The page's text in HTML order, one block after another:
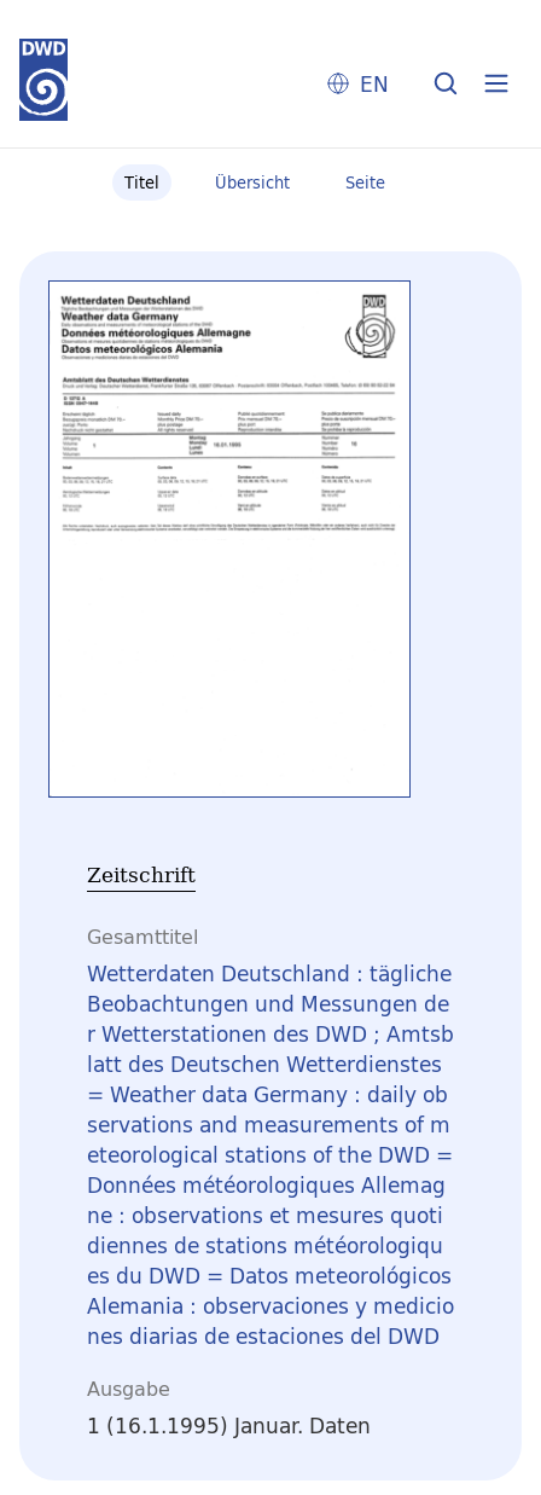
EN
Titel Übersicht Seite
Zeitschrift
Gesamttitel
Wetterdaten Deutschland : tägliche
Beobachtungen und Messungen de
r Wetterstationen des DWD ; Amtsb
latt des Deutschen Wetterdienstes
= Weather data Germany : daily ob
servations and measurements of m
eteorological stations of the DWD =
Données météorologiques Allemag
ne : observations et mesures quoti
diennes de stations météorologiqu
es du DWD = Datos meteorológicos
Alemania : observaciones y medicio
nes diarias de estaciones del DWD
Ausgabe
1 (16.1.1995) Januar. Daten